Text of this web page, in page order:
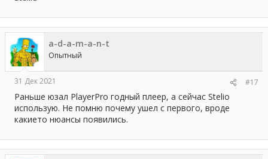
a-d-a-m-a-n-t
Опытный
31 Дек 2021 #17
Раньше юзал PlayerPro годный плеер, а сейчас Stelio
использую. Не помню почему ушел с первого, вроде
какието нюансы появились.